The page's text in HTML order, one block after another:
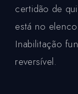
certidão de
está no
Inabilitação
reversível.